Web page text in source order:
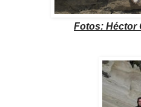
Fotos: Héctor